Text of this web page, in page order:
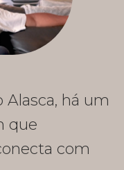
Alasca, há um
que
com